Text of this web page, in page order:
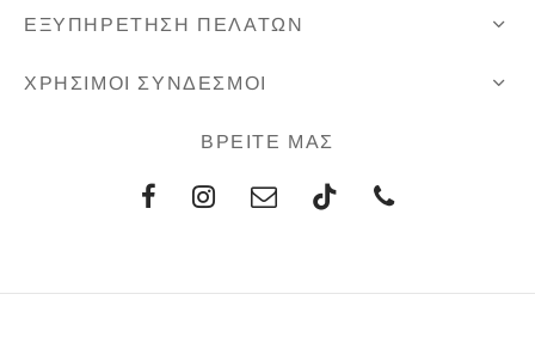
ΕΞΥΠΗΡΕΤΗΣΗ ΠΕΛΑΤΩΝ
ΧΡΗΣΙΜΟΙ ΣΥΝΔΕΣΜΟΙ
ΒΡΕΙΤΕ ΜΑΣ